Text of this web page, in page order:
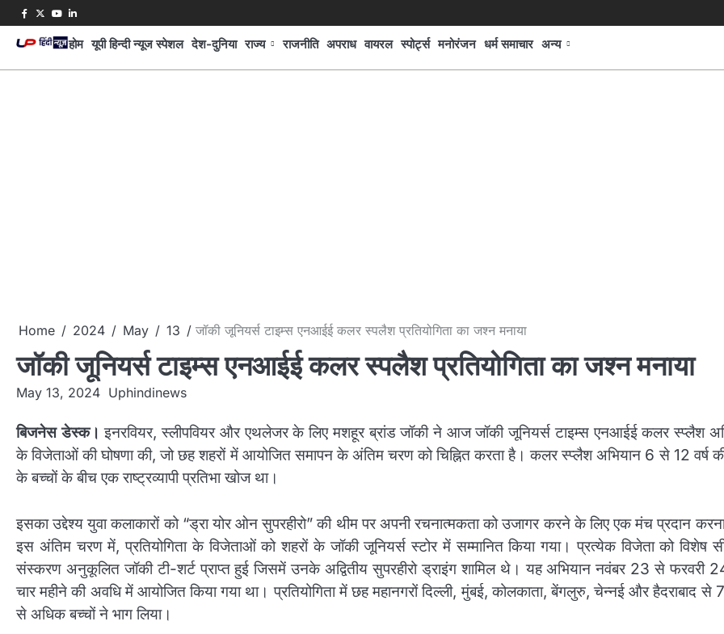
Skip
to
content
Facebook
Twitter
YoutubeLinkedin
होम यूपी हिन्दी न्यूज स्पेशल देश-दुनिया राज्य राजनीति अपराध वायरल स्पोर्ट्स मनोरंजन धर्म समाचार अन्य
Home 2024 May 13 जॉकी जूनियर्स टाइम्स एनआईई कलर स्पलैश प्रतियोगिता का जश्न मनाया
जॉकी जूनियर्स टाइम्स एनआईई कलर स्पलैश प्रतियोगिता का जश्न मनाया
May 13, 2024 Uphindinews
बिजनेस डेस्क। इनरवियर, स्लीपवियर और एथलेजर के लिए मशहूर ब्रांड जॉकी ने आज जॉकी जूनियर्स टाइम्स एनआईई कलर स्प्लैश
के विजेताओं की घोषणा की, जो छह शहरों में आयोजित समापन के अंतिम चरण को चिह्नित करता है। कलर स्प्लैश अभियान 6 से 12 वर्ष
के बच्चों के बीच एक राष्ट्रव्यापी प्रतिभा खोज था।
इसका उद्देश्य युवा कलाकारों को “ड्रा योर ओन सुपरहीरो” की थीम पर अपनी रचनात्मकता को उजागर करने के लिए एक मंच प्रदान
इस अंतिम चरण में, प्रतियोगिता के विजेताओं को शहरों के जॉकी जूनियर्स स्टोर में सम्मानित किया गया। प्रत्येक विजेता को विशेष
संस्करण अनुकूलित जॉकी टी-शर्ट प्राप्त हुई जिसमें उनके अद्वितीय सुपरहीरो ड्राइंग शामिल थे। यह अभियान नवंबर 23 से फरवरी
चार महीने की अवधि में आयोजित किया गया था। प्रतियोगिता में छह महानगरों दिल्ली, मुंबई, कोलकाता, बेंगलुरु, चेन्नई और हैदराबाद से
से अधिक बच्चों ने भाग लिया।